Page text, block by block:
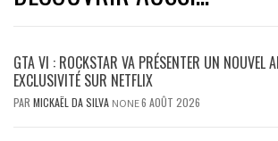
GTA VI : ROCKSTAR VA PRÉSENTER UN NOUVEL
EXCLUSIVITÉ SUR NETFLIX
PAR MICKAËL DA SILVA NONE6 AOÛT 2026